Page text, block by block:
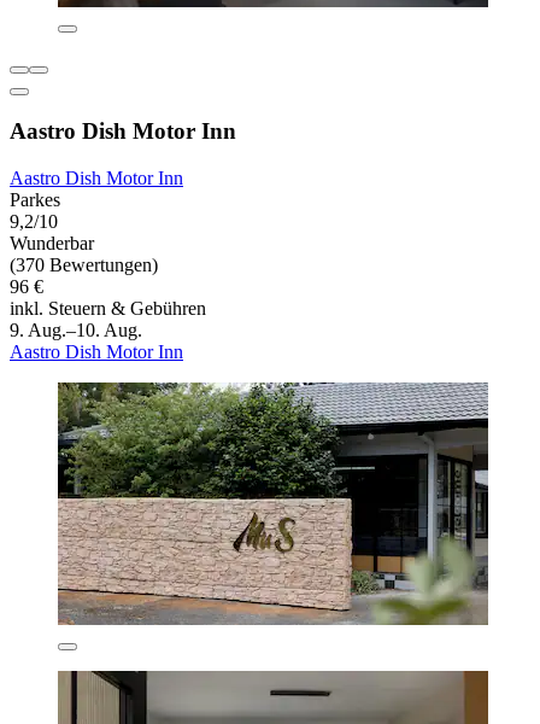
Aastro Dish Motor Inn
Aastro Dish Motor Inn
Parkes
9,2/10
Wunderbar
(370 Bewertungen)
96 €
inkl. Steuern & Gebühren
9. Aug.–10. Aug.
Aastro Dish Motor Inn